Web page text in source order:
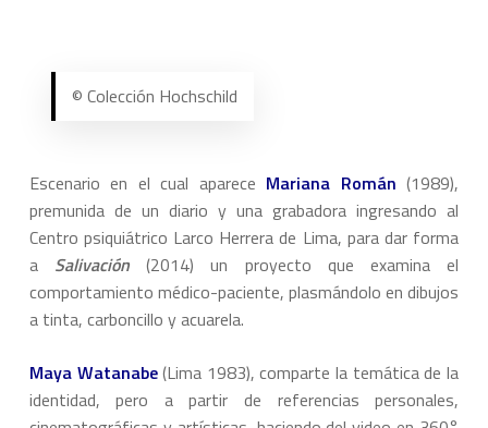
© Colección Hochschild
Escenario en el cual aparece Mariana Román (1989),
premunida de un diario y una grabadora ingresando al
Centro psiquiátrico Larco Herrera de Lima, para dar forma
a Salivación (2014) un proyecto que examina el
comportamiento médico-paciente, plasmándolo en dibujos
a tinta, carboncillo y acuarela.
Maya Watanabe(Lima 1983), comparte la temática de la
identidad, pero a partir de referencias personales,